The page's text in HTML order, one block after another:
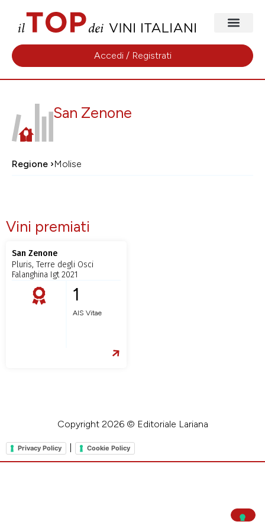
Accedi / Registrati
San Zenone
Regione ›Molise
Vini premiati
San Zenone
Pluris, Terre degli Osci
Falanghina Igt 2021
1
AIS Vitae
Copyright 2026 © Editoriale Lariana
Privacy Policy Cookie Policy